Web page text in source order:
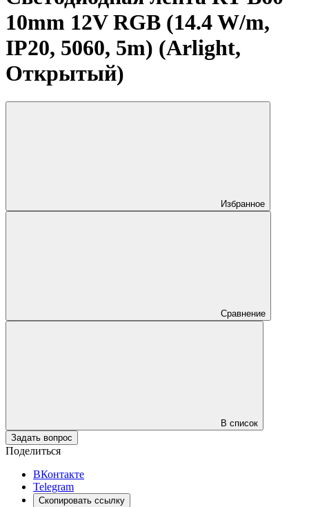
10mm 12V RGB (14.4 W/m,
IP20, 5060, 5m) (Arlight,
Открытый)
Избранное
Сравнение
В список
Задать вопрос
Поделиться
ВКонтакте
Telegram
Скопировать ссылку